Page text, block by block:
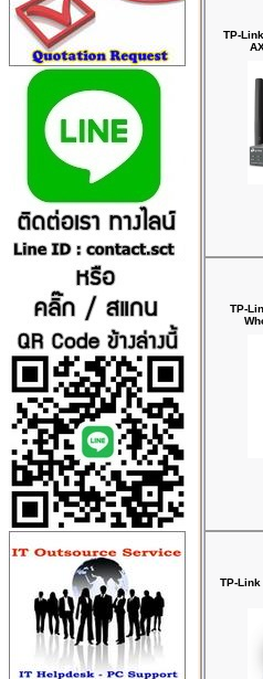
TP-
TP-
TP-